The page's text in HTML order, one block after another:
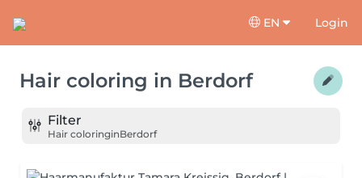
EN Login
Hair coloring in Berdorf
Filter
Hair coloringinBerdorf